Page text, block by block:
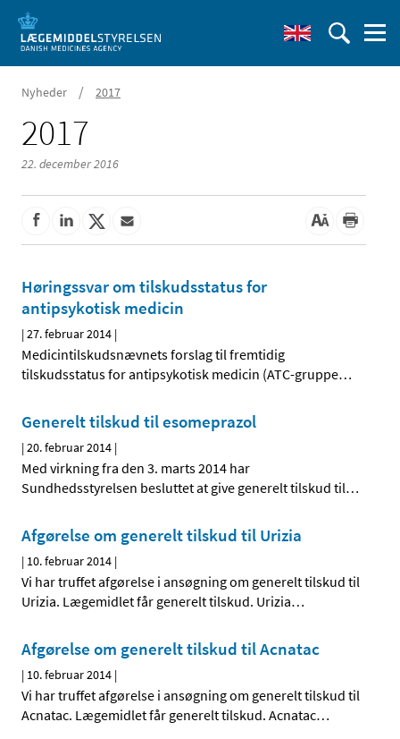
Nyheder / 2017
2017
22. december 2016
Høringssvar om tilskudsstatus for
antipsykotisk medicin
|27. februar 2014 |
Medicintilskudsnævnets forslag til fremtidig
tilskudsstatus for antipsykotisk medicin (ATC-gruppe…
Generelt tilskud til esomeprazol
|20. februar 2014 |
Med virkning fra den 3. marts 2014 har
Sundhedsstyrelsen besluttet at give generelt tilskud til…
Afgørelse om generelt tilskud til Urizia
| 10. februar 2014 |
Vi har truffet afgørelse i ansøgning om generelt tilskud til
Urizia. Lægemidlet får generelt tilskud. Urizia…
Afgørelse om generelt tilskud til Acnatac
| 10. februar 2014 |
Vi har truffet afgørelse i ansøgning om generelt tilskud til
Acnatac. Lægemidlet får generelt tilskud. Acnatac…